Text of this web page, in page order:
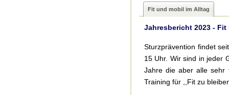
Fit und mobil im Alltag
Jahresbericht 2023 -
Sturzprävention findet
15 Uhr. Wir sind in jeder
Jahre die aber alle sehr
Training für ,,Fit zu